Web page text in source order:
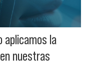
aplicamos la
nuestras